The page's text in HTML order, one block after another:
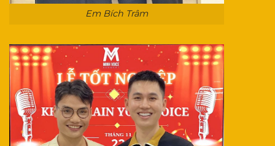
Em Bích Trâm